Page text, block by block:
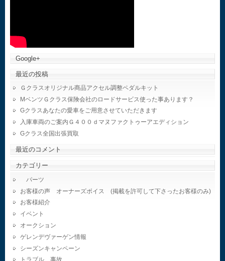
Google+
最近の投稿
Ｇクラスオリジナル商品アクセル調整ペダルキット
MベンツＧクラス保険会社のロードサービス使った事あります？
Gクラスあなたの愛車をご用意させていただきます
入庫車両のご案内Ｇ４００ｄマヌファクトゥーアエディション
Gクラス全国出張買取
最近のコメント
カテゴリー
パーツ
お客様の声 オーナーズボイス (掲載を許可して下さったお客様のみ)
お客様紹介
イベント
オークション
ゲレンデヴァーゲン情報
シーズンキャンペーン